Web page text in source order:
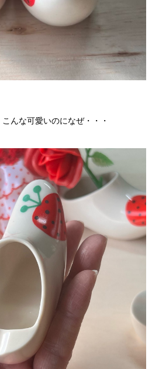
んな可愛いのになぜ・・・